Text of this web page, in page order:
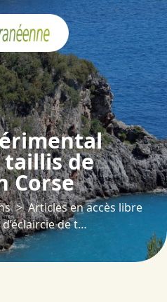
taillis de
Corse
Articles en accès libre
Chantier expérimental d’éclaircie de taillis de chêne vert en Corse